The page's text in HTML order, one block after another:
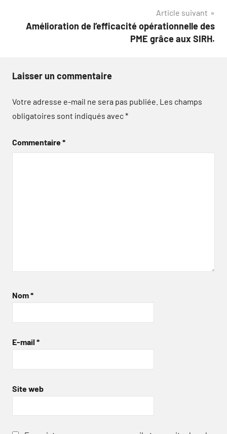
Article suivant
Amélioration de l’efficacité opérationnelle des
PME grâce aux SIRH.
Laisser un commentaire
Votre adresse e-mail ne sera pas publiée. Les champs
obligatoires sont indiqués avec*
Commentaire*
Nom*
E-mail *
Site web